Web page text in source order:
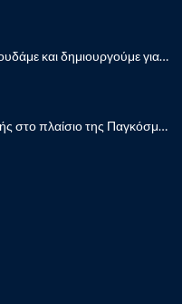
Γιορτή Λήξης Σχολικού Έτους: «Τραγουδάμε και δημιουργούμε για την ειρήνη!”
Ενδοσχολικός διαγωνισμός ζωγραφικής στο πλαίσιο της Παγκόσμιας Ημέρας Παιδικού Βιβλίου